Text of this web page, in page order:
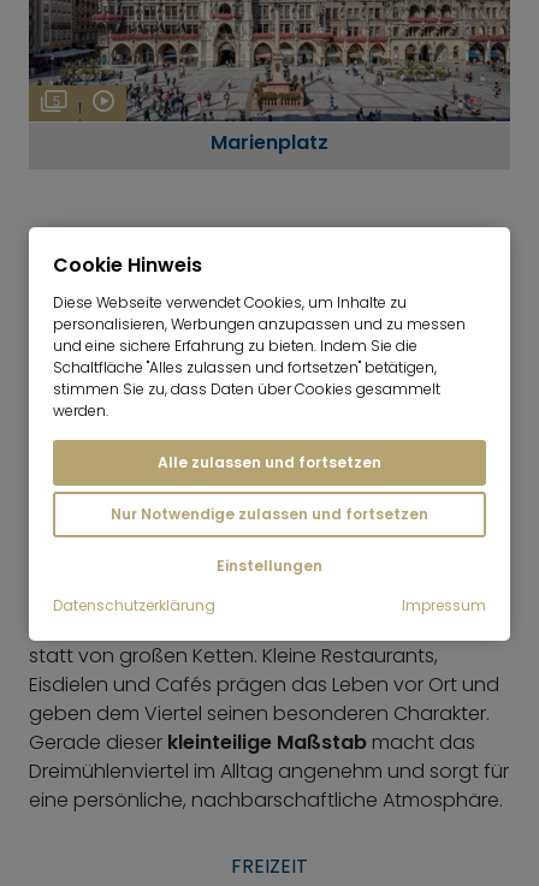
5
Marienplatz
EINKAUFEN
DieIsarauen liegen in direkter Nähe und bieten im
Alltag schnellen Zugang zu Laufen,
Spazierengehen, Radfahren und kurzen Auszeiten
am Wasser. Für eine so zentrale Lage ist das ein
großer Pluspunkt und stärkt die Wohnqualität des
Dreimühlenviertels deutlich.
statt von großen Ketten. Kleine Restaurants,
Eisdielen und Cafés prägen das Leben vor Ort und
geben dem Viertel seinen besonderen Charakter.
Gerade dieser kleinteilige Maßstab macht das
Dreimühlenviertel im Alltag angenehm und sorgt für
eine persönliche, nachbarschaftliche Atmosphäre.
FREIZEIT
Cookie Hinweis
Diese Webseite verwendet Cookies, um Inhalte zu
personalisieren, Werbungen anzupassen und zu messen
und eine sichere Erfahrung zu bieten. Indem Sie die
Schaltfläche "Alles zulassen und fortsetzen" betätigen,
stimmen Sie zu, dass Daten über Cookies gesammelt
werden.
Alle zulassen und fortsetzen
Nur Notwendige zulassen und fortsetzen
Einstellungen
Datenschutzerklärung
Impressum